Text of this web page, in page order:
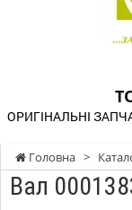
ОРИГІНАЛЬНІ
Головна >
Вал